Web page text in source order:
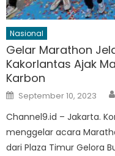
Nasional
Gelar Marathon
Kakorlantas Ajak
Karbon
Posted
on
September 10, 2023
Channel9.id – Jakarta.
menggelar acara
dari Plaza Timur Gelora